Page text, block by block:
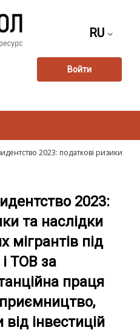
RU
Войти
2023: податкові ризики
2023:
та наслідки
мігрантів під
ТОВ за
праця
інвестицій